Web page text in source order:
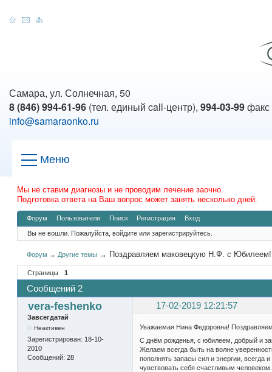
Самара, ул. Солнечная, 50
8 (846) 994-61-96 (тел. единый call-центр), 994-03-99факс
info@samaraonko.ru
Меню
Мы не ставим диагнозы и не проводим лечение заочно.
Подготовка ответа на Ваш вопрос может занять несколько дней.
Форум Пользователи Поиск Регистрация Вход
Вы не вошли. Пожалуйста, войдите или зарегистрируйтесь.
Форум → Другие темы → Поздравляем маковецкую Н.Ф. с Юбилеем!
Страницы 1
Сообщений 2
vera-feshenko 17-02-2019 12:21:57
Завсегдатай
Неактивен
Зарегистрирован: 18-10-
2010
Сообщений: 28
Уважаемая Нина Федоровна!
С днём рожденья, с юбилеем, добрый и
Желаем всегда быть на волне
пополнять запасы сил и энергии, всегда
чувствовать себя счастливым человеком.